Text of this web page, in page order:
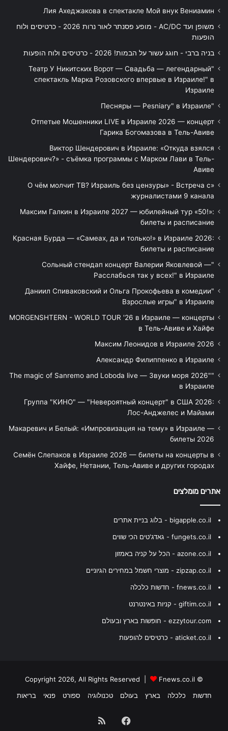
Лия Ахеджакова в спектакле Мой внук Вениамин
משופן ועד AC/DC - מופע פסנתר לאור נרות 2026 - כרטיסים ולוח
הופעות
בניה ברבי - חוגג עשור על הבמות! 2026 - כרטיסים ולוח הופעות
"Театр У Никитских Ворот — Свадьба — легендарный
спектакль Марка Розовского впервые в Израиле!" в
Израиле
"Песняры — Pesniary" в Израиле
Отпетые Мошенники LIVE в Израиле 2026 — концерт
Гарика Богомазова в Тель-Авиве
Виктор Шендерович в Израиле: «Откуда взялся
Шендерович?» - съёмка программы с Марком Лави в Тель-
Авиве
«О чём молчит ТВ? Израиль без цензуры» - Встреча с
журналистами 9 канала
Максим Галкин в Израиле 2027 — юбилейный тур «50!»:
билеты и расписание
Красная Бурда — «Самеах, да и только!» в Израиле 2026:
билеты и расписание
"Сольный стендап концерт Валерии Яковлевой —
Расслабься так у всех!" в Израиле
"Даниил Спиваковский и Ольга Прокофьева в комедии
Взрослые игры" в Израиле
MORGENSHTERN - WORLD TOUR '26 в Израиле — концерты
в Тель-Авиве и Хайфе
Максим Леонидов в Израиле 2026
Александр Филиппенко в Израиле
"The magic of Sanremo and Loboda live — Звуки моря 2026"
в Израиле
Группа "КИНО" — "Невероятный концерт" в США 2026:
Лос-Анджелес и Майами
Макаревич и Белый: «Импровизация на тему» в Израиле —
билеты 2026
Семён Слепаков в Израиле 2026 — билеты на концерты в
Хайфе, Нетании, Тель-Авиве и других городах
אתרים מומלצים
bigapple.co.il - בלוג בניית אתרים
fungets.co.il - גאדג'טים הכי שווים
azone.co.il - הכל על קניה באמזון
zipzap.co.il - מוצרי חשמל במחירים הגיוניים
fnews.co.il - חדשות כלכלה
giftim.co.il - קניות באינטרנט
ezzytour.com - חופשות בארץ ובעולם
aticket.co.il - כרטיסים להופעות
© Copyright 2026, All Rights Reserved |
Fnews.co.il
חדשות
כלכלה בארץ בעולם טכנולוגיה ספורט פנאי בריאות
Facebook